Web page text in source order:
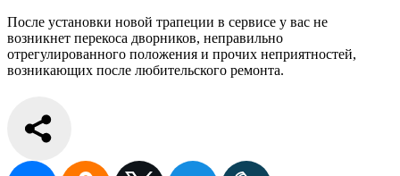
После установки новой трапеции в сервисе у вас не
возникнет перекоса дворников, неправильно
отрегулированного положения и прочих неприятностей,
возникающих после любительского ремонта.